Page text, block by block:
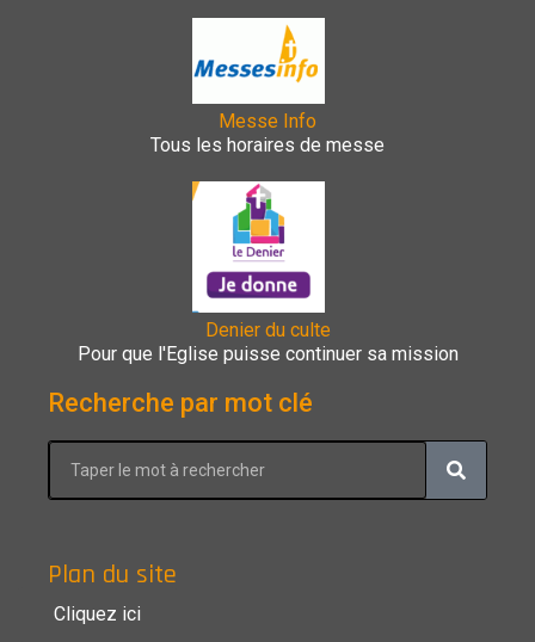
Messe Info
Tous les horaires de messe
Denier du culte
Pour que l'Eglise puisse continuer sa mission
Recherche par mot clé
Plan du site
Cliquez ici